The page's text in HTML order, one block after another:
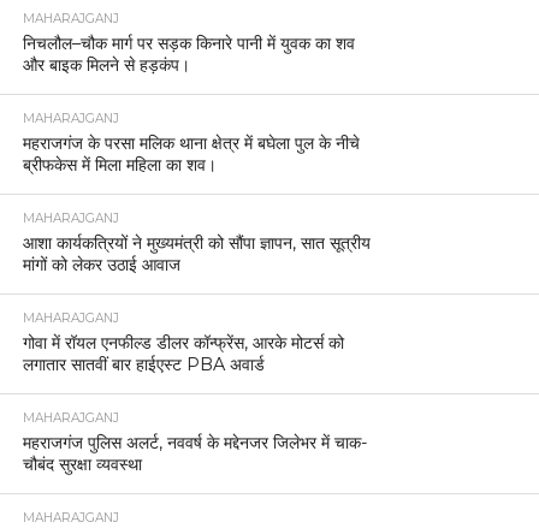
MAHARAJGANJ
निचलौल–चौक मार्ग पर सड़क किनारे पानी में युवक का शव
और बाइक मिलने से हड़कंप।
MAHARAJGANJ
महराजगंज के परसा मलिक थाना क्षेत्र में बघेला पुल के नीचे
ब्रीफकेस में मिला महिला का शव।
MAHARAJGANJ
आशा कार्यकत्रियों ने मुख्यमंत्री को सौंपा ज्ञापन, सात सूत्रीय
मांगों को लेकर उठाई आवाज
MAHARAJGANJ
गोवा में रॉयल एनफील्ड डीलर कॉन्फ्रेंस, आरके मोटर्स को
लगातार सातवीं बार हाईएस्ट PBA अवार्ड
MAHARAJGANJ
महराजगंज पुलिस अलर्ट, नववर्ष के मद्देनजर जिलेभर में चाक-
चौबंद सुरक्षा व्यवस्था
MAHARAJGANJ